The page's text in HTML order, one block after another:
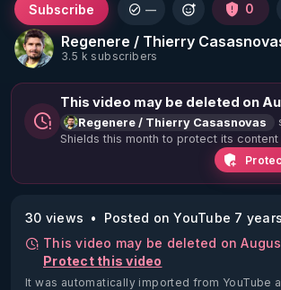
Regenere / Thierry
3.5 k subscribers
Subscribe — 0
This video may be deleted on
Regenere / Thierry Casasnovas
Shields this month to protect its content
30 views
Posted on YouTube 7
This video may be deleted on
Protect this video
It was automatically imported from YouTube